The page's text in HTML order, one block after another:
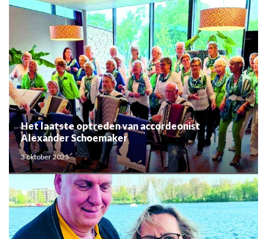
Het laatste optreden van accordeonist
Alexander Schoemaker
3 oktober 2025